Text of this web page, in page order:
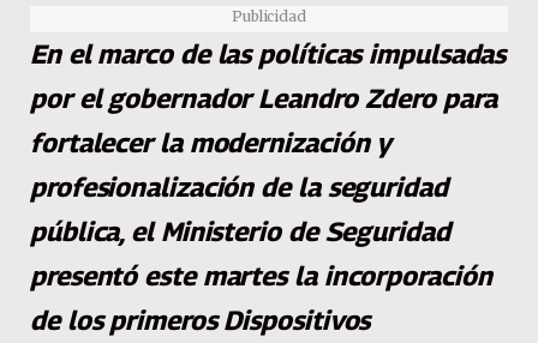
Publicidad
En el marco de las políticas impulsadas
por el gobernador Leandro Zdero para
fortalecer la modernización y
profesionalización de la seguridad
pública, el Ministerio de Seguridad
presentó este martes la incorporación
de los primeros Dispositivos